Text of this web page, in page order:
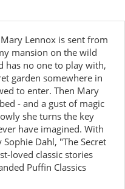
Lennox is sent from
mansion on the wild
has no one to play with,
garden somewhere in
to enter. Then Mary
- and a gust of magic
she turns the key
have imagined. With
Dahl, "The Secret
loved classic stories
Puffin Classics